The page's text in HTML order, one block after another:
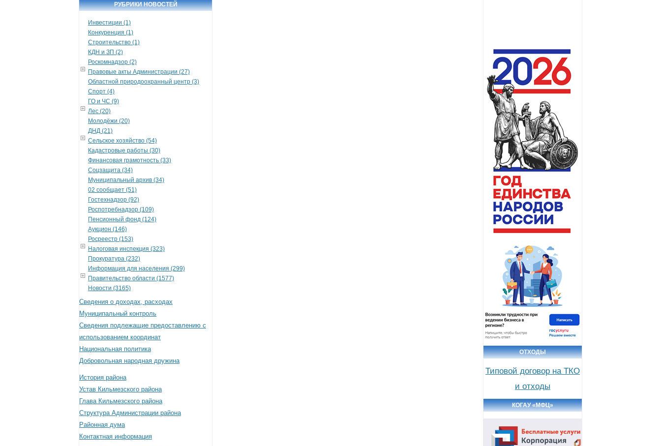
РУБРИКИ НОВОСТЕЙ
Инвестиции (1)
Конкуренция (1)
Строительство (1)
КДН и ЗП (2)
Роскомнадзор (2)
Правовые акты Администрации (27)
Областной природоохранный центр (3)
Спорт (4)
ГО и ЧС (9)
Лес (20)
Молодёжи (20)
ДНД (21)
Сельское хозяйство (54)
Кадастровые работы (30)
Финансовая грамотность (33)
Соцзащита (34)
Муниципальный архив (34)
02 сообщает (51)
Гостехнадзор (92)
Роспотребнадзор (109)
Пенсионный фонд (124)
Аукцион (146)
Росреестр (153)
Налоговая инспекция (323)
Прокуратура (232)
Информация для населения (299)
Правительство области (1577)
Новости (3165)
Сведения о доходах, расходах
Муниципальный контроль
Сведения подлежащие предоставлению с
использованием координат
Национальная политика
Добровольная народная дружина
История района
Устав Кильмезского района
Глава Кильмезского района
Структура Администрации района
Районная дума
Контактная информация
ОТХОДЫ
Типовой договор на ТКО
и отходы
КОГАУ «МФЦ»